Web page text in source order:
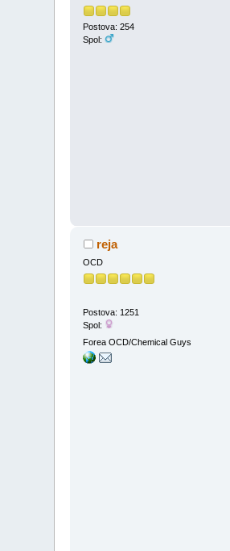
Postova: 254
Spol:
reja
OCD
Postova: 1251
Spol:
Forea OCD/Chemical Guys